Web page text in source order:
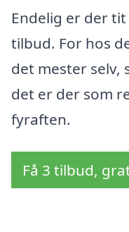
Endelig er der
tilbud. For hos
det mester selv,
det er der som
fyraften.
Få 3 tilbud,